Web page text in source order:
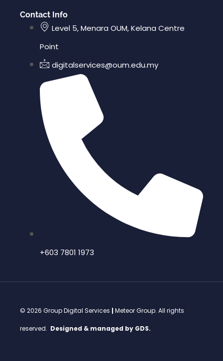
Contact Info
Level 5, Menara OUM, Kelana Centre
Point
digitalservices@oum.edu.my
+603 7801 1973
© 2026 Group Digital Services | Meteor Group. All rights
reserved. Designed & managed by GDS.